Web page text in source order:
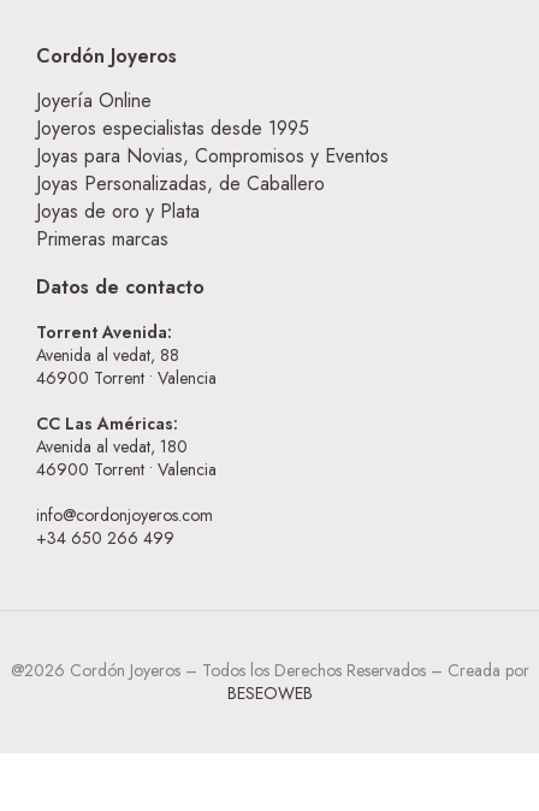
Cordón Joyeros
Joyería Online
Joyeros especialistas desde 1995
Joyas para Novias, Compromisos y Eventos
Joyas Personalizadas, de Caballero
Joyas de oro y Plata
Primeras marcas
Datos de contacto
Torrent Avenida:
Avenida al vedat, 88
46900 Torrent • Valencia
CC Las Américas:
Avenida al vedat, 180
46900 Torrent • Valencia
info@cordonjoyeros.com
+34 650 266 499
@2026 Cordón Joyeros – Todos los Derechos Reservados – Creada por
BESEOWEB